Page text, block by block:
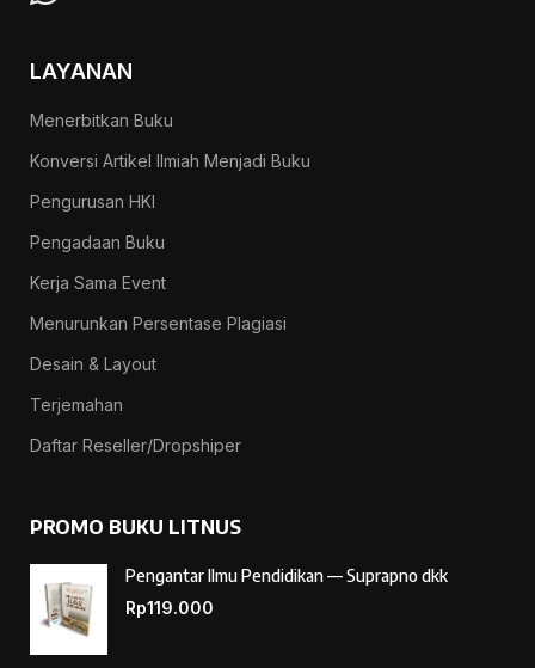
LAYANAN
Menerbitkan Buku
Konversi Artikel Ilmiah Menjadi Buku
Pengurusan HKI
Pengadaan Buku
Kerja Sama Event
Menurunkan Persentase Plagiasi
Desain & Layout
Terjemahan
Daftar Reseller/Dropshiper
PROMO BUKU LITNUS
Pengantar Ilmu Pendidikan — Suprapno dkk
Rp119.000